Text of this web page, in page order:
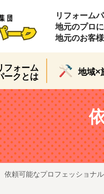
リフォーム
地元のプロ
地元のお客
フォーム
ークとは
地域×
依頼可能なプロフェッショナ